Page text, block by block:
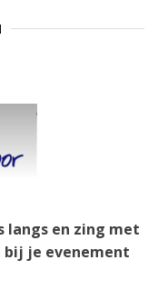
langs en zing met
bij je evenement